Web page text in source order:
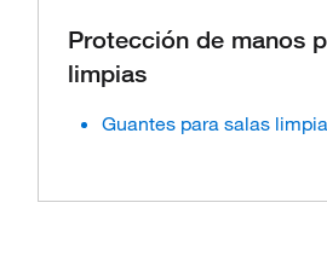
Protección de manos
limpias
Guantes para salas